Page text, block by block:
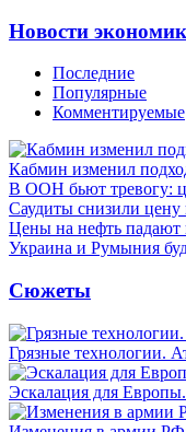
Новости
Последние
Популярные
Комментируемые
Кабмин изменил
В ООН бьют тревогу:
Саудиты снизили цену
Цены на нефть падают
Украина и Румыния
Сюжеты
Грязные технологии.
Эскалация для